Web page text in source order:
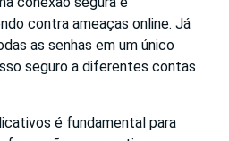
contra ameaças online. Já
as senhas em um único
seguro a diferentes contas
é fundamental para